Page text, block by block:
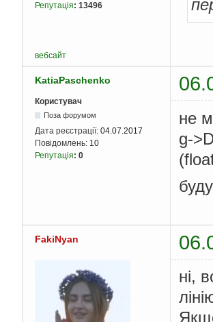
Репутація: 13496
вебсайт
KatiaPaschenko
Користувач
Поза форумом
Дата реєстрації: 04.07.2017
Повідомлень: 10
Репутація: 0
не
g-
FakiNyan
ні,